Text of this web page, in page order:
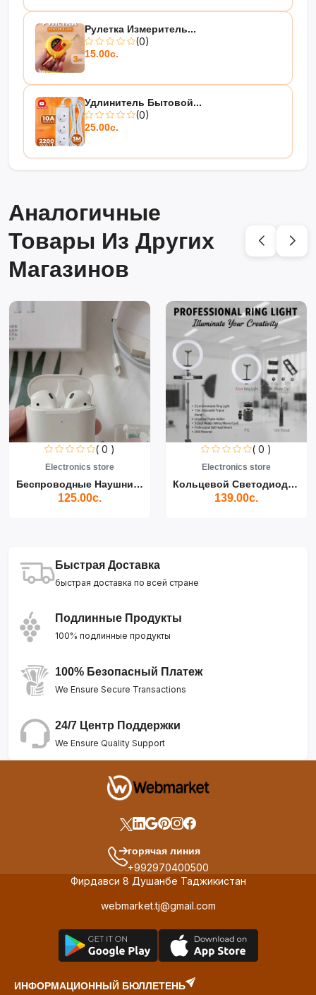
Рулетка Измеритель...
(0)
15.00с.
Удлинитель Бытовой...
(0)
25.00с.
Аналогичные
Товары Из Других
Магазинов
( 0 )
Electronics store
Беспроводные Наушники Air...
125.00с.
( 0 )
Electronics store
Кольцевой Светодиодный Св...
139.00с.
Быстрая Доставка
быстрая доставка по всей стране
Подлинные Продукты
100% подлинные продукты
100% Безопасный Платеж
We Ensure Secure Transactions
24/7 Центр Поддержки
We Ensure Quality Support
горячая линия
+992970400500
Фирдавси 8 Душанбе Таджикистан
webmarket.tj@gmail.com
ИНФОРМАЦИОННЫЙ БЮЛЛЕТЕНЬ